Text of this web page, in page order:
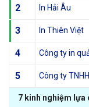
2 In Hải Âu
3 In Thiên Việt
4 Công ty in
5 Công ty
7 kinh nghiệm lựa